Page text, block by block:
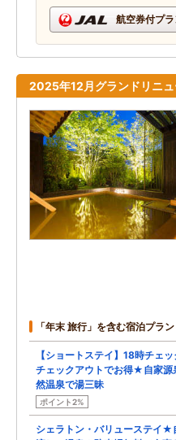
航空券付プ
2025年12月グランドリニ
「年末 旅行」を含む宿泊プラン
【ショートステイ】18時チェ
チェックアウトでお得★自家源
然温泉で湯三昧
ポイント2%
シェラトン・バリューステイ★